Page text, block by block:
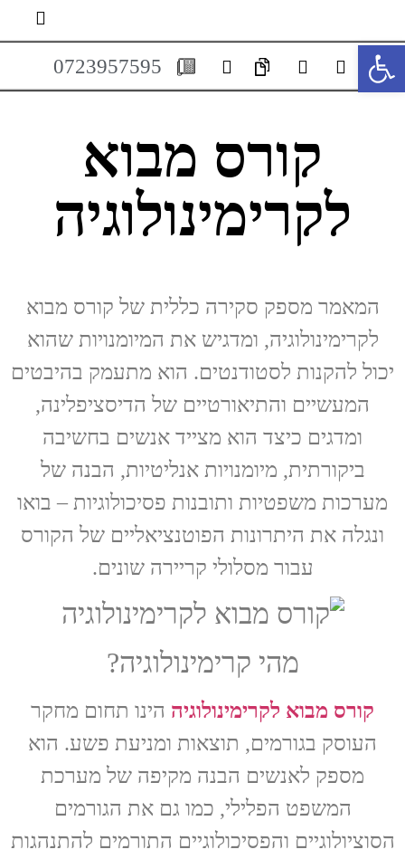
0723957595
קורס מבוא
לקרימינולוגיה
המאמר מספק סקירה כללית של קורס מבוא
לקרימינולוגיה, ומדגיש את המיומנויות שהוא
יכול להקנות לסטודנטים. הוא מתעמק בהיבטים
המעשיים והתיאורטיים של הדיסציפלינה,
ומדגים כיצד הוא מצייד אנשים בחשיבה
ביקורתית, מיומנויות אנליטיות, הבנה של
מערכות משפטיות ותובנות פסיכולוגיות – בואו
ונגלה את היתרונות הפוטנציאליים של הקורס
עבור מסלולי קריירה שונים.
מהי קרימינולוגיה?
קורס מבוא לקרימינולוגיה הינו תחום מחקר
העוסק בגורמים, תוצאות ומניעת פשע. הוא
מספק לאנשים הבנה מקיפה של מערכת
המשפט הפלילי, כמו גם את הגורמים
הסוציולוגיים והפסיכולוגיים התורמים להתנהגות
פתח סרגל נגישות